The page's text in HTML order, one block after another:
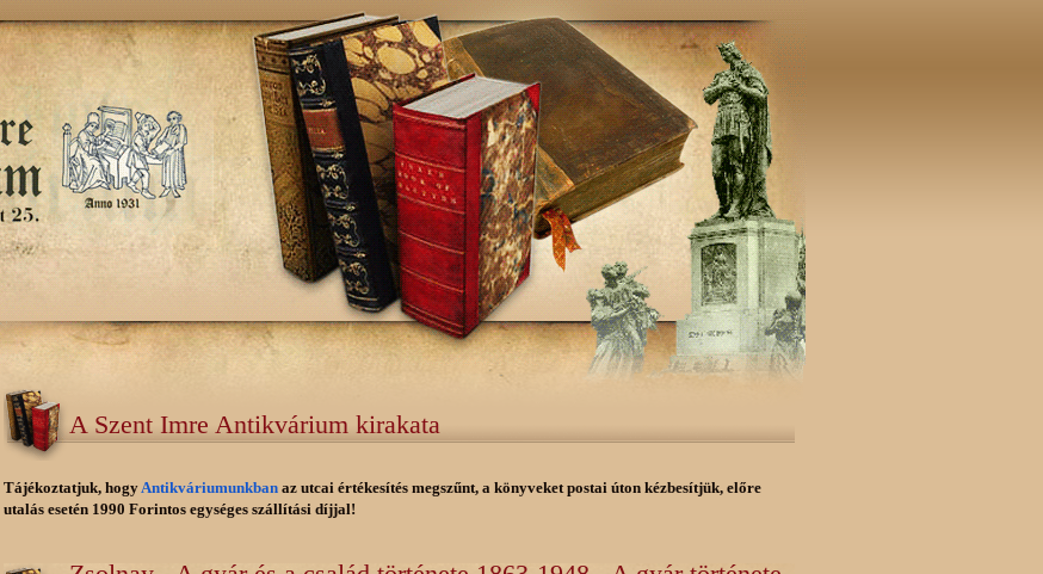
A Szent Imre Antikvárium kirakata
Tájékoztatjuk, hogyAntikváriumunkban az utcai értékesítés megszűnt, a könyveket postai úton kézbesítjük, előre
utalás esetén 1990 Forintos egységes szállítási díjjal!